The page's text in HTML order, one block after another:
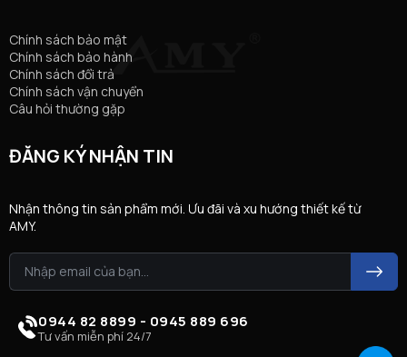
Chính sách bảo mật
Chính sách bảo hành
Chính sách đổi trả
Chính sách vận chuyển
Câu hỏi thường gặp
ĐĂNG KÝ NHẬN TIN
Nhận thông tin sản phẩm mới. Ưu đãi và xu hướng thiết kế từ
AMY.
0944 82 8899 - 0945 889 696
Tư vấn miễn phí 24/7